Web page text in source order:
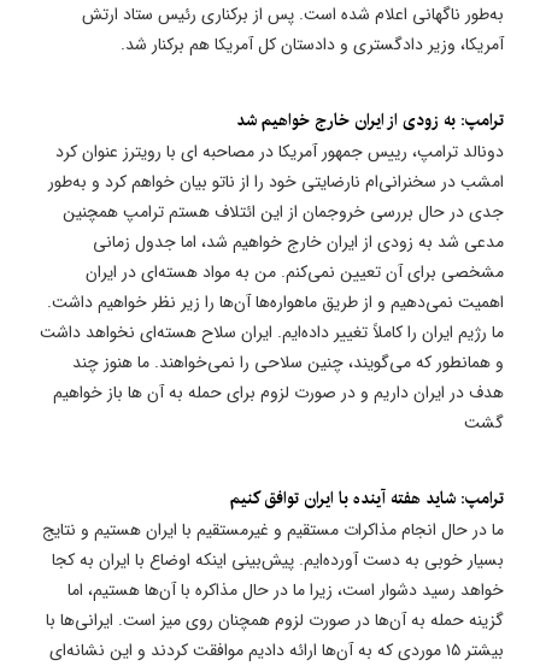
به‌طور ناگهانی اعلام شده است. پس از برکناری رئیس ستاد ارتش
آمریکا، وزیر دادگستری و دادستان کل آمریکا هم برکنار شد.
ترامپ: به زودی از ایران خارج خواهیم شد
دونالد ترامپ، رییس جمهور آمریکا در مصاحبه ای با رویترز عنوان کرد
امشب در سخنرانی‌ام نارضایتی خود را از ناتو بیان خواهم کرد و به‌طور
جدی در حال بررسی خروجمان از این ائتلاف هستم ترامپ همچنین
مدعی شد به زودی از ایران خارج خواهیم شد، اما جدول زمانی
مشخصی برای آن تعیین نمی‌کنم. من به مواد هسته‌ای در ایران
اهمیت نمی‌دهیم و از طریق ماهواره‌ها آن‌ها را زیر نظر خواهیم داشت.
ما رژیم ایران را کاملاً تغییر داده‌ایم. ایران سلاح هسته‌ای نخواهد داشت
و همانطور که می‌گویند، چنین سلاحی را نمی‌خواهند. ما هنوز چند
هدف در ایران داریم و در صورت لزوم برای حمله به آن ها باز خواهیم
گشت
ترامپ: شاید هفته آینده با ایران توافق کنیم
ما در حال انجام مذاکرات مستقیم و غیرمستقیم با ایران هستیم و نتایج
بسیار خوبی به دست آورده‌ایم. پیش‌بینی اینکه اوضاع با ایران به کجا
خواهد رسید دشوار است، زیرا ما در حال مذاکره با آن‌ها هستیم، اما
گزینه حمله به آن‌ها در صورت لزوم همچنان روی میز است. ایرانی‌ها با
بیشتر ۱۵ موردی که به آن‌ها ارائه دادیم موافقت کردند و این نشانه‌ای